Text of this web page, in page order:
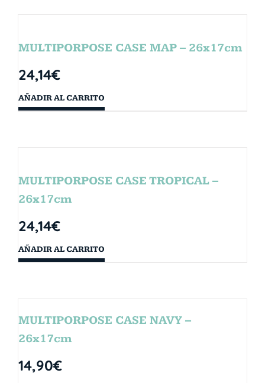
MULTIPORPOSE CASE MAP – 26x17cm
24,14€
AÑADIR AL CARRITO
MULTIPORPOSE CASE TROPICAL –
26x17cm
24,14€
AÑADIR AL CARRITO
MULTIPORPOSE CASE NAVY –
26x17cm
14,90€